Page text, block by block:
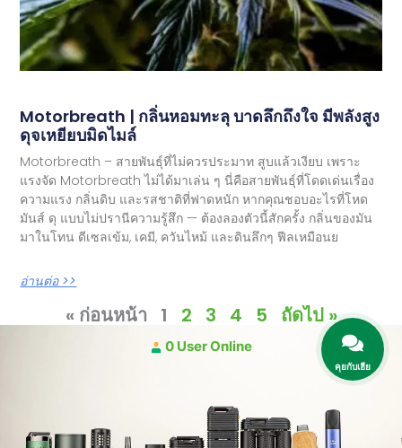
Motorbreath | กลิ่นหอมทะลุ บาดลึกถึงใจ มีพลังสูง
ดุจเหยียบมิดไมล์
Motorbreath – สายพันธุ์ที่ไม่ควรประมาท สูบแล้วเงียบ เพราะ
แรงจัด Motorbreath ไม่ได้มาเล่น ๆ นี่คือสายพันธุ์ที่โดดเด่นเรื่อง
ความแรง กลิ่นดิบ และรสชาติที่ฟาดหนัก หากคุณชอบอะไรที่โหด
มันส์ ดุ แบบไม่ปรานีความรู้สึก — ต้องลองตัวนี้สักครั้ง กลิ่นของมัน
มาในโทน ดีเซลเข้ม, เคมี, ควันไหม้ และดินลึกๆ ฟีลเหมือนย
อ่านต่อ >>
« ก่อนหน้า 1 2 3 4 5 ถัดไป »
0 User Online
คุยกับเฮีย